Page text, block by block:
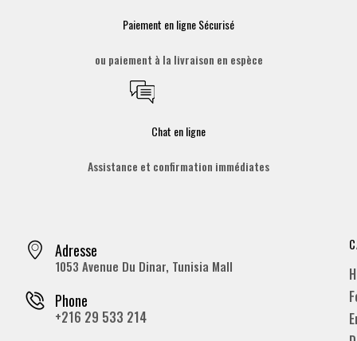
Paiement en ligne Sécurisé
ou paiement à la livraison en espèce
Chat en ligne
Assistance et confirmation immédiates
Adresse
1053 Avenue Du Dinar, Tunisia Mall
Phone
+216 29 533 214